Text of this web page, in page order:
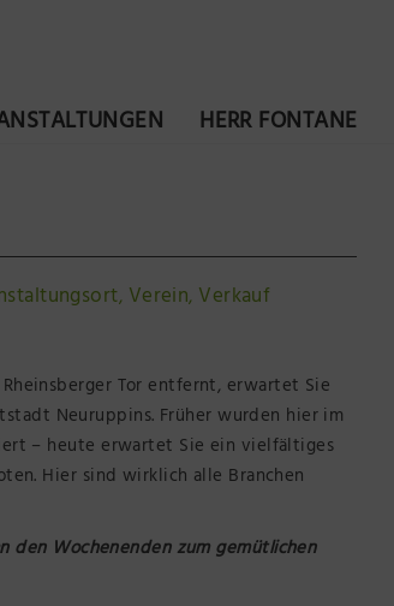
HERR FONTANE
, Verein, Verkauf
Tor entfernt, erwartet Sie
Neuruppins. Früher wurden hier im
– heute erwartet Sie ein vielfältiges
Hier sind wirklich alle Branchen
den Wochenenden zum gemütlichen